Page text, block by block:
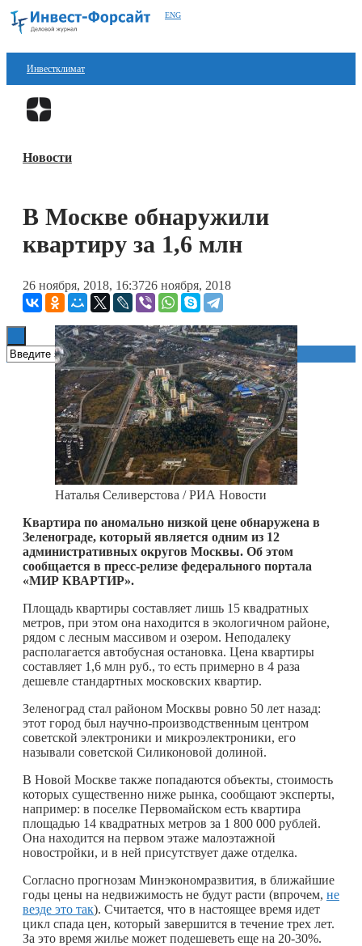
ENG
Инвестклимат
Финансы
Блокчейн
Книги
Новости
В Москве обнаружили
квартиру за 1,6 млн
26 ноября, 2018, 16:3726 ноября, 2018
Наталья Селиверстова / РИА Новости
Квартира по аномально низкой цене обнаружена в
Зеленограде, который является одним из 12
административных округов Москвы. Об этом
сообщается в пресс-релизе федерального портала
«МИР КВАРТИР».
Площадь квартиры составляет лишь 15 квадратных
метров, при этом она находится в экологичном районе,
рядом с лесным массивом и озером. Неподалеку
располагается автобусная остановка. Цена квартиры
составляет 1,6 млн руб., то есть примерно в 4 раза
дешевле стандартных московских квартир.
Зеленоград стал районом Москвы ровно 50 лет назад:
этот город был научно-производственным центром
советской электроники и микроэлектроники, его
называли советской Силиконовой долиной.
В Новой Москве также попадаются объекты, стоимость
которых существенно ниже рынка, сообщают эксперты,
например: в поселке Первомайском есть квартира
площадью 14 квадратных метров за 1 800 000 рублей.
Она находится на первом этаже малоэтажной
новостройки, и в ней присутствует даже отделка.
Согласно прогнозам Минэкономразвития, в ближайшие
годы цены на недвижимость не будут расти (впрочем, не
везде это так). Считается, что в настоящее время идет
цикл спада цен, который завершится в течение трех лет.
За это время жилье может подешеветь еще на 20-30%.